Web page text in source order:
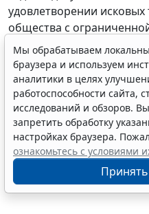
удовлетворении
общества с
"Управляющая компания
копеек затрат на
отменить, дело
Арбитражный суд
В остальной части
изменения.
Постановление
принятия.
Мы обрабатываем
браузера и используем
аналитики в целях
работоспособности сайта,
исследований и обзоров.
запретить обработку
настройках браузера.
ознакомьтесь с условиями
Принять